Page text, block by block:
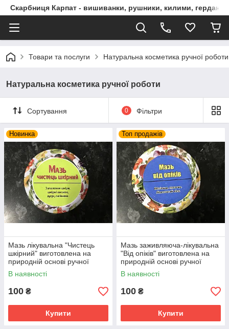
Скарбниця Карпат - вишиванки, рушники, килими, гердани,
Товари та послуги Натуральна косметика ручної роботи
Натуральна косметика ручної роботи
Сортування 0 Фільтри
Новинка
Мазь лікувальна "Чистець
шкірний" виготовлена на
природній основі ручної
роботи: вугрі, гнійники
В наявності
100 ₴
Купити
Топ продажів
Мазь заживляюча-лікувальна
"Від опіків" виготовлена на
природній основі ручної
роботи: ефективна при
опіках
В наявності
100 ₴
Купити